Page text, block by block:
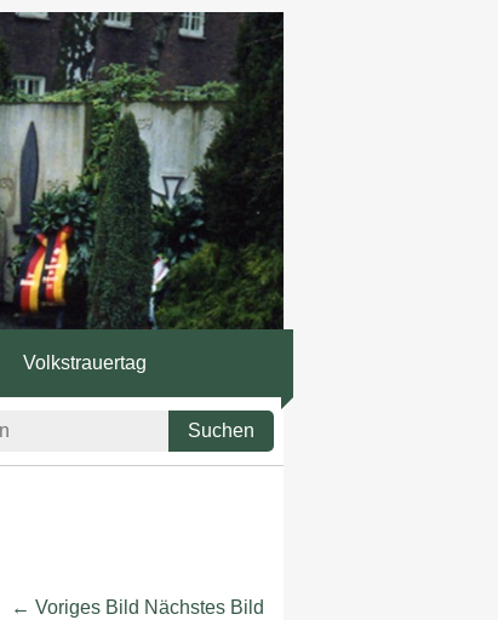
Volkstrauertag
Suchen
← Voriges Bild Nächstes Bild